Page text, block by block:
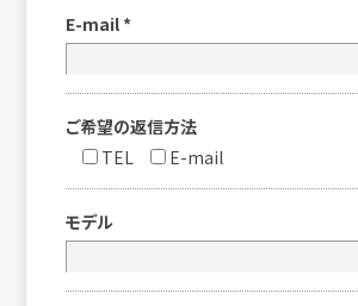
E-mail *
ご希望の返信方法
TEL
E-mail
モデル